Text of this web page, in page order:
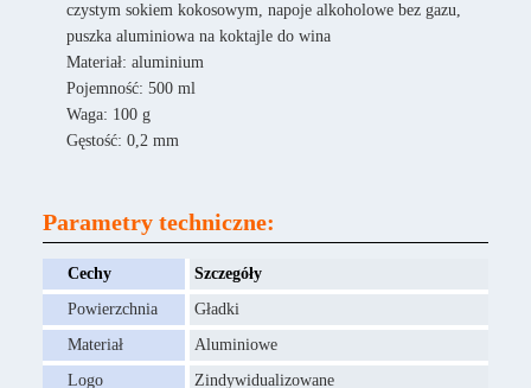
czystym sokiem kokosowym, napoje alkoholowe bez gazu,
puszka aluminiowa na koktajle do wina
Materiał: aluminium
Pojemność: 500 ml
Waga: 100 g
Gęstość: 0,2 mm
Parametry techniczne:
Cechy
Szczegóły
Powierzchnia
Gładki
Materiał
Aluminiowe
Logo
Zindywidualizowane